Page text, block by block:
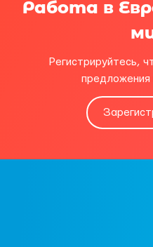
Работа в
Регистрируйтесь,
предложения